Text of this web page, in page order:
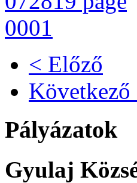
< Előző
Következő
Pályázatok
Gyulaj